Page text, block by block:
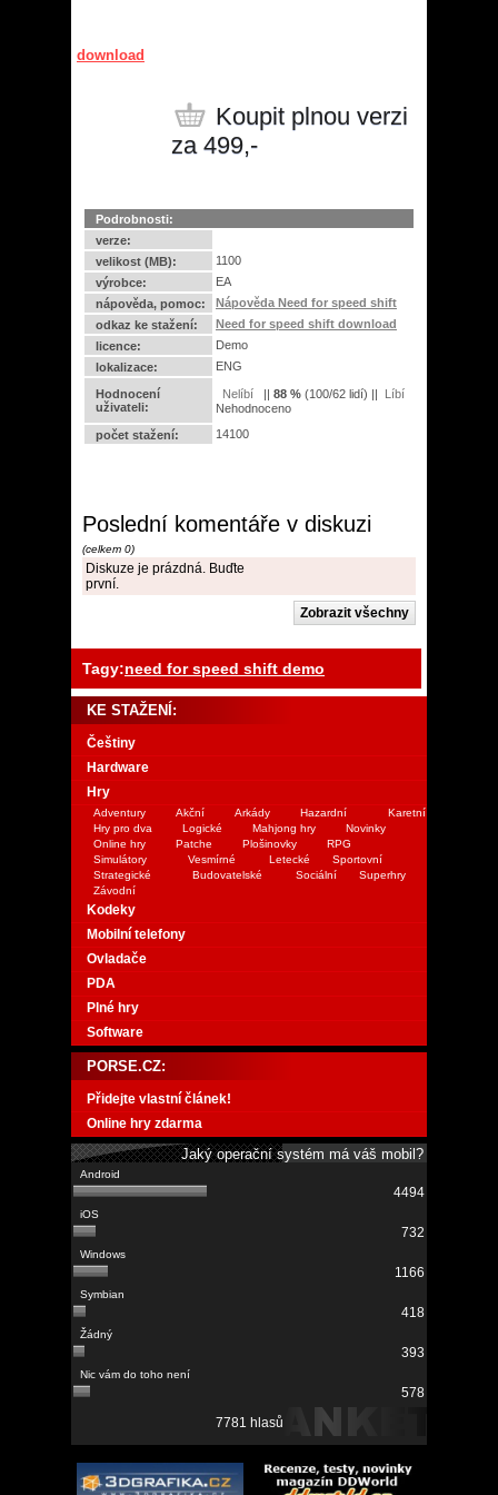
download
Koupit plnou verzi
za 499,-
Podrobnosti:
verze:
velikost (MB):
1100
výrobce:
EA
nápověda, pomoc:
Nápověda Need for speed shift
odkaz ke stažení:
Need for speed shift download
licence:
Demo
lokalizace:
ENG
Hodnocení
uživateli:
|| 88 % (100/62 lidí) ||
Nehodnoceno
počet stažení:
14100
Poslední komentáře v diskuzi
(celkem 0)
Diskuze je prázdná. Buďte
první.
Tagy:need for speed shift demo
KE STAŽENÍ:
Češtiny
Hardware
Hry
Adventury Akční Arkády Hazardní
Karetní
Hry pro dva
Logické Mahjong hry
Novinky
Online hry
Patche Plošinovky
RPG
Simulátory
Vesmírné Letecké
Sportovní
Strategické
Budovatelské Sociální
Superhry
Závodní
Kodeky
Mobilní telefony
Ovladače
PDA
Plné hry
Software
PORSE.CZ:
Přidejte vlastní článek!
Online hry zdarma
Jaký operační systém má váš mobil?
4494
732
1166
418
393
578
7781 hlasů